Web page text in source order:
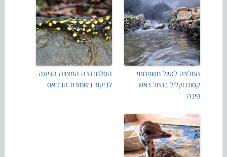
המלצה לטיול משפחתי
קסום וקליל בנחל ראש
פינה
הסלמנדרה המצויה הגיעה
לביקור בשמורת הבניאס